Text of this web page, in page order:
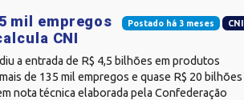
Postado há 3 meses CNI
mil empregos
CNI
a entrada de R$ 4,5 bilhões em produtos
de 135 mil empregos e quase R$ 20 bilhões
nota técnica elaborada pela Confederação